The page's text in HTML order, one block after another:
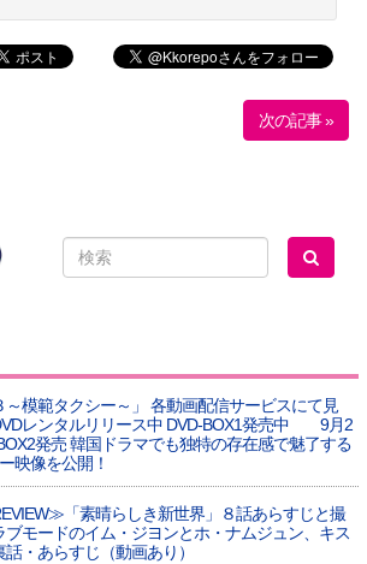
次の記事 »
～模範タクシー～」 各動画配信サービスにて見
レンタルリリース中 DVD-BOX1発売中 9月2
発売 韓国ドラマでも独特の存在感で魅了する
映像を公開！
「素晴らしき新世界」８話あらすじと撮
モードのイム・ジヨンとホ・ナムジュン、キス
・あらすじ（動画あり）